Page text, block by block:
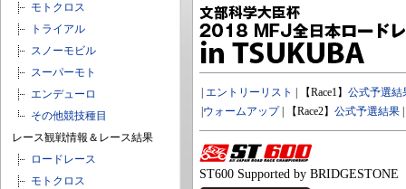
モトクロス
トライアル
スノーモビル
スーパーモト
エンデューロ
その他競技種目
レース観戦情報＆レース結果
ロードレース
モトクロス
エントリーリスト | 【Race1】 公式予選結
ウォームアップ| 【Race2】 公式予選結果
ST600 Supported by BRIDGESTONE